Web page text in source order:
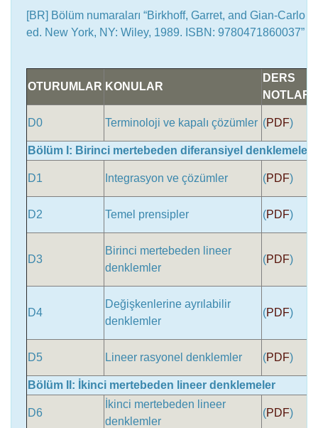
[BR] Bölüm numaraları “Birkhoff, Garret, and Gian-Carlo
ed. New York, NY: Wiley, 1989. ISBN: 9780471860037”
OTURUMLAR KONULAR
DERS
NOTLARI
D0 Terminoloji ve kapalı çözümler (PDF)
Bölüm I: Birinci mertebeden diferansiyel denklemeler
D1 Integrasyon ve çözümler (PDF)
D2 Temel prensipler (PDF)
D3
Birinci mertebeden lineer
denklemler
(PDF)
D4
Değişkenlerine ayrılabilir
denklemler
(PDF)
D5 Lineer rasyonel denklemler (PDF)
Bölüm II: İkinci mertebeden lineer denklemeler
D6
İkinci mertebeden lineer
denklemler
(PDF)